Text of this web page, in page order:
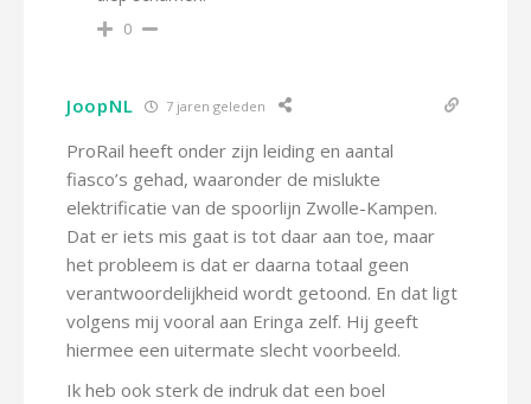
0
JoopNL 7 jaren geleden
ProRail heeft onder zijn leiding en aantal
fiasco’s gehad, waaronder de mislukte
elektrificatie van de spoorlijn Zwolle-Kampen.
Dat er iets mis gaat is tot daar aan toe, maar
het probleem is dat er daarna totaal geen
verantwoordelijkheid wordt getoond. En dat ligt
volgens mij vooral aan Eringa zelf. Hij geeft
hiermee een uitermate slecht voorbeeld.
Ik heb ook sterk de indruk dat een boel